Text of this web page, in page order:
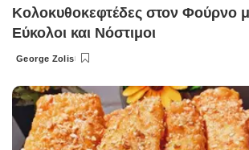
Κολοκυθοκεφτέδες στον Φούρνο
Εύκολοι και Νόστιμοι
Posted
George Zolis